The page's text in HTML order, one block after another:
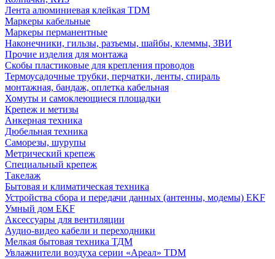
Лента алюминиевая клейкая TDM
Маркеры кабельные
Маркеры перманентные
Наконечники, гильзы, разъемы, шайбы, клеммы, ЗВИ
Прочие изделия для монтажа
Скобы пластиковые для крепления проводов
Термоусадочные трубки, перчатки, ленты, спираль
монтажная, бандаж, оплетка кабельная
Хомуты и самоклеющиеся площадки
Крепеж и метизы
Анкерная техника
Дюбельная техника
Саморезы, шурупы
Метрический крепеж
Специальный крепеж
Такелаж
Бытовая и климатическая техника
Устройства сбора и передачи данных (антенны, модемы) EKF
Умный дом EKF
Аксессуары для вентиляции
Аудио-видео кабели и переходники
Мелкая бытовая техника ТДМ
Увлажнители воздуха серии «Ареал» TDM